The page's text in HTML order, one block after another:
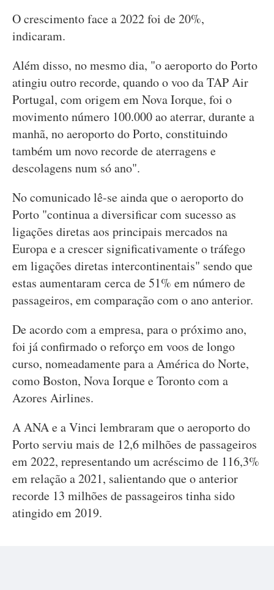
O crescimento face a 2022 foi de 20%,
indicaram.
Além disso, no mesmo dia, "o aeroporto do Porto
atingiu outro recorde, quando o voo da TAP Air
Portugal, com origem em Nova Iorque, foi o
movimento número 100.000 ao aterrar, durante a
manhã, no aeroporto do Porto, constituindo
também um novo recorde de aterragens e
descolagens num só ano".
No comunicado lê-se ainda que o aeroporto do
Porto "continua a diversificar com sucesso as
ligações diretas aos principais mercados na
Europa e a crescer significativamente o tráfego
em ligações diretas intercontinentais" sendo que
estas aumentaram cerca de 51% em número de
passageiros, em comparação com o ano anterior.
De acordo com a empresa, para o próximo ano,
foi já confirmado o reforço em voos de longo
curso, nomeadamente para a América do Norte,
como Boston, Nova Iorque e Toronto com a
Azores Airlines.
A ANA e a Vinci lembraram que o aeroporto do
Porto serviu mais de 12,6 milhões de passageiros
em 2022, representando um acréscimo de 116,3%
em relação a 2021, salientando que o anterior
recorde 13 milhões de passageiros tinha sido
atingido em 2019.